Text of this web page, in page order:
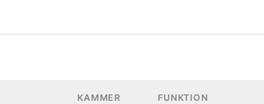
KAMMER FUNKTION